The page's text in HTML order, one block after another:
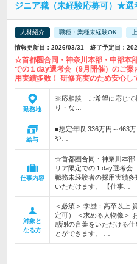
ジニア職（未経験応募可）★選
人材紹介 職種・業種未経験OK
情報更新日：2026/03/31 終了予定日：
☆首都圏合同・神奈川本部・中部本
での１day選考会（9月開催）のご
用実績多数！ 研修充実のため安心し
勤務地
※応相談 ご希望に応じて
り・な…
給与
■想定年収 336万円～463
や…
仕事内容
☆首都圏合同・神奈川本部
リア限定での１day選考会
職務未経験者の採用実績
いただけます。 【仕事…
対象と
なる方
＜必須＞ 学歴：高卒以上
定可） ＜求める人物像＞
感謝の言葉をいただける
とができます。 …